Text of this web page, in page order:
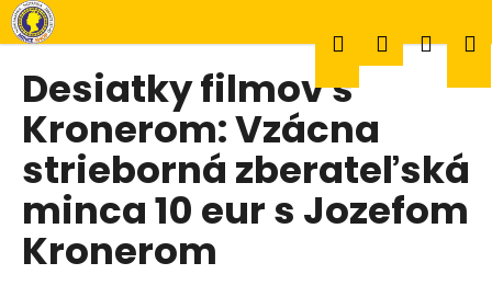
Prejsť
na
obsah
Hľadať
Desiatky filmov s
Kronerom: Vzácna
strieborná zberateľská
minca 10 eur s Jozefom
Kronerom
K
o
Č
o
p
o
t
r